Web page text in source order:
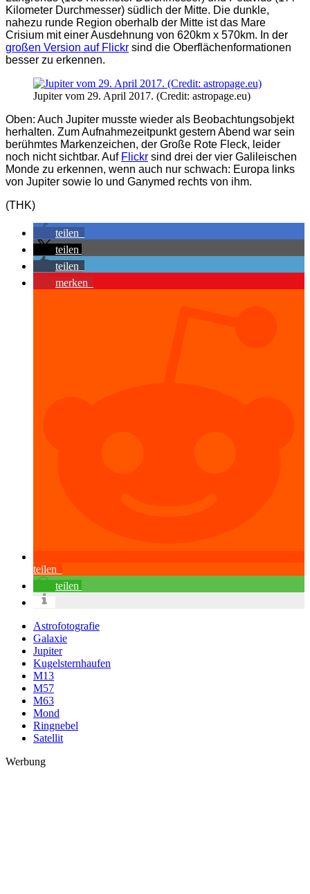
Kilometer Durchmesser) südlich der Mitte. Die dunkle,
nahezu runde Region oberhalb der Mitte ist das Mare
Crisium mit einer Ausdehnung von 620km x 570km. In der
großen Version auf Flickr sind die Oberflächenformationen
besser zu erkennen.
Jupiter vom 29. April 2017. (Credit: astropage.eu)
Oben: Auch Jupiter musste wieder als Beobachtungsobjekt
herhalten. Zum Aufnahmezeitpunkt gestern Abend war sein
berühmtes Markenzeichen, der Große Rote Fleck, leider
noch nicht sichtbar. Auf Flickr sind drei der vier Galileischen
Monde zu erkennen, wenn auch nur schwach: Europa links
von Jupiter sowie Io und Ganymed rechts von ihm.
(THK)
teilen
teilen
teilen
merken
teilen
teilen
Astrofotografie
Galaxie
Jupiter
Kugelsternhaufen
M13
M57
M63
Mond
Ringnebel
Satellit
Werbung